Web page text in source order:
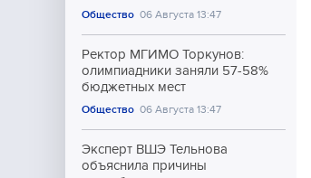
Общество 06 Августа 13:47
Ректор МГИМО Торкунов:
олимпиадники заняли 57-58%
бюджетных мест
Общество 06 Августа 13:47
Эксперт ВШЭ Тельнова
объяснила причины